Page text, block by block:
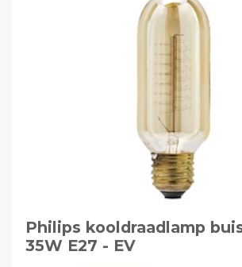
Philips kooldraadlamp
35W E27 - EV